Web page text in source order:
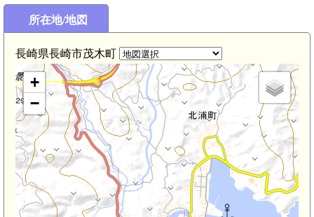
所在地/地図
長崎県長崎市茂木町
+
−